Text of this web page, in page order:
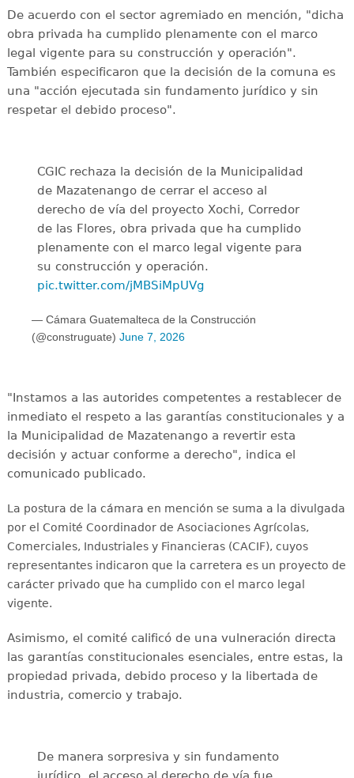
De acuerdo con el sector agremiado en mención, "dicha
obra privada ha cumplido plenamente con el marco
legal vigente para su construcción y operación".
También especificaron que la decisión de la comuna es
una "acción ejecutada sin fundamento jurídico y sin
respetar el debido proceso".
CGIC rechaza la decisión de la Municipalidad
de Mazatenango de cerrar el acceso al
derecho de vía del proyecto Xochi, Corredor
de las Flores, obra privada que ha cumplido
plenamente con el marco legal vigente para
su construcción y operación.
pic.twitter.com/jMBSiMpUVg
— Cámara Guatemalteca de la Construcción
(@construguate) June 7, 2026
"Instamos a las autorides competentes a restablecer de
inmediato el respeto a las garantías constitucionales y a
la Municipalidad de Mazatenango a revertir esta
decisión y actuar conforme a derecho", indica el
comunicado publicado.
La postura de la cámara en mención se suma a la divulgada
por el Comité Coordinador de Asociaciones Agrícolas,
Comerciales, Industriales y Financieras (CACIF), cuyos
representantes indicaron que la carretera es un proyecto de
carácter privado que ha cumplido con el marco legal
vigente.
Asimismo, el comité calificó de una vulneración directa
las garantías constitucionales esenciales, entre estas, la
propiedad privada, debido proceso y la libertada de
industria, comercio y trabajo.
De manera sorpresiva y sin fundamento